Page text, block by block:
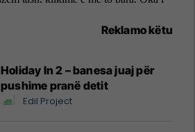
Reklamo këtu
Holiday In 2 – banesa juaj për
pushime pranë detit
Edil Project